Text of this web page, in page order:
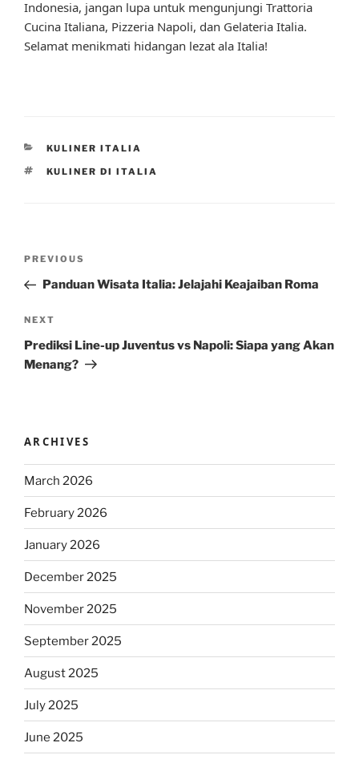
Indonesia, jangan lupa untuk mengunjungi Trattoria
Cucina Italiana, Pizzeria Napoli, dan Gelateria Italia.
Selamat menikmati hidangan lezat ala Italia!
CATEGORIES
KULINER ITALIA
TAGS
KULINER DI ITALIA
Previous
Post
PREVIOUS
Panduan Wisata Italia: Jelajahi Keajaiban Roma
Next
Post
NEXT
Prediksi Line-up Juventus vs Napoli: Siapa yang Akan
Menang?
ARCHIVES
March 2026
February 2026
January 2026
December 2025
November 2025
September 2025
August 2025
July 2025
June 2025